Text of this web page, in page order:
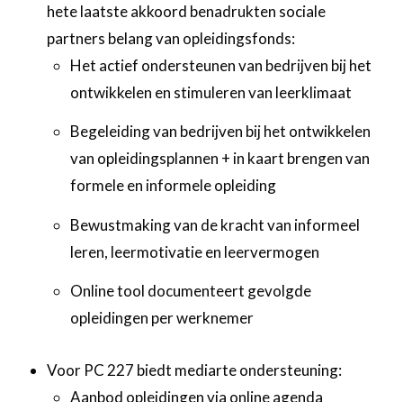
hete laatste akkoord benadrukten sociale
partners belang van opleidingsfonds:
Het actief ondersteunen van bedrijven bij het
ontwikkelen en stimuleren van leerklimaat
Begeleiding van bedrijven bij het ontwikkelen
van opleidingsplannen + in kaart brengen van
formele en informele opleiding
Bewustmaking van de kracht van informeel
leren, leermotivatie en leervermogen
Online tool documenteert gevolgde
opleidingen per werknemer
Voor PC 227 biedt mediarte ondersteuning:
Aanbod opleidingen via online agenda